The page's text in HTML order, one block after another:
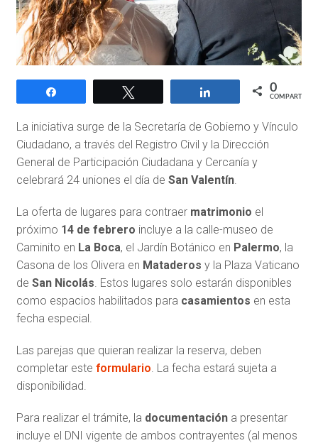
Compartir 0
COMPARTIR
La iniciativa surge de la Secretaría de Gobierno y Vínculo
Ciudadano, a través del Registro Civil y la Dirección
General de Participación Ciudadana y Cercanía y
celebrará 24 uniones el día de San Valentín.
La oferta de lugares para contraer matrimonio el
próximo 14 de febrero incluye a la calle-museo de
Caminito en La Boca, el Jardín Botánico en Palermo, la
Casona de los Olivera en Mataderos y la Plaza Vaticano
de San Nicolás. Estos lugares solo estarán disponibles
como espacios habilitados para casamientos en esta
fecha especial.
Las parejas que quieran realizar la reserva, deben
completar este formulario. La fecha estará sujeta a
disponibilidad.
Para realizar el trámite, la documentacióna presentar
incluye el DNI vigente de ambos contrayentes (al menos